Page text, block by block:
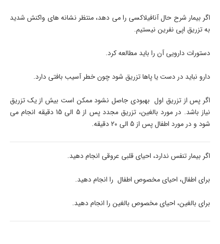
اگر بیمار شرح حال آنافیلاکسی را می دهد، منتظر نشانه های واکنش شدید
به تزریق اپی نفرین نیستیم.
دستورات دارویی آن را باید مطالعه کرد.
دارو نباید در دست یا پاها تزریق شود چون خطر آسیب بافتی دارد.
اگر پس از تزریق اول بهبودی جاصل نشود ممکن است بیش از یک تزریق
نیاز باشد. در مورد بالغین، تزریق مجدد پس از 5 الی 15 دقیقه انجام می
شود و در مورد اطفال پس از 5 الی 20 دقیقه.
اگر بیمار تنفس ندارد، احیای قلبی عروقی انجام دهید.
برای اطفال، احیای مخصوص اطفال را انجام دهید.
برای بالغین، احیای مخصوص بالغین را انجام دهید.